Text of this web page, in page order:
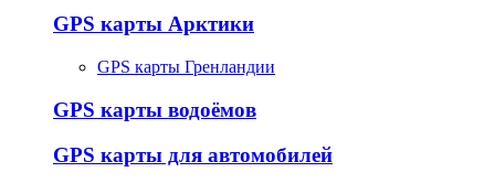
GPS карты Арктики
GPS карты Гренландии
GPS карты водоёмов
GPS карты для автомобилей